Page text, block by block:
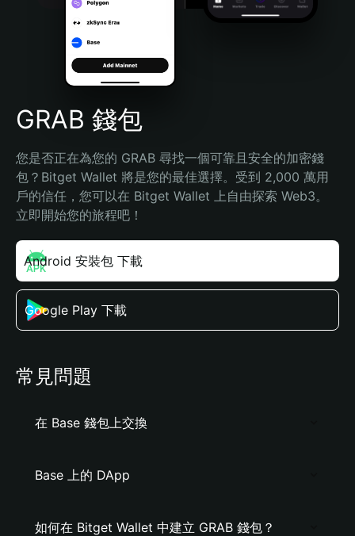
Português (Brasil)
Español (Argentina)
GRAB 錢包
您是否正在為您的 GRAB 尋找一個可靠且安全的加密錢
包？Bitget Wallet 將是您的最佳選擇。受到 2,000 萬用
戶的信任，您可以在 Bitget Wallet 上自由探索 Web3。
立即開始您的旅程吧！
Android 安裝包 下載
Google Play 下載
常見問題
在 Base 錢包上交換
Base 上的 DApp
如何在 Bitget Wallet 中建立 GRAB 錢包？